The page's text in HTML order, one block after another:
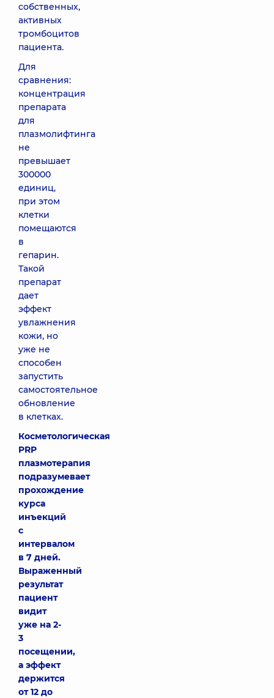
собственных,
активных
тромбоцитов
пациента.
Для
сравнения:
концентрация
препарата
для
плазмолифтинга
не
превышает
300000
единиц,
при этом
клетки
помещаются
в
гепарин.
Такой
препарат
дает
эффект
увлажнения
кожи, но
уже не
способен
запустить
самостоятельное
обновление
в клетках.
Косметологическая
PRP
плазмотерапия
подразумевает
прохождение
курса
инъекций
с
интервалом
в 7 дней.
Выраженный
результат
пациент
видит
уже на 2-
3
посещении,
а эффект
держится
от 12 до